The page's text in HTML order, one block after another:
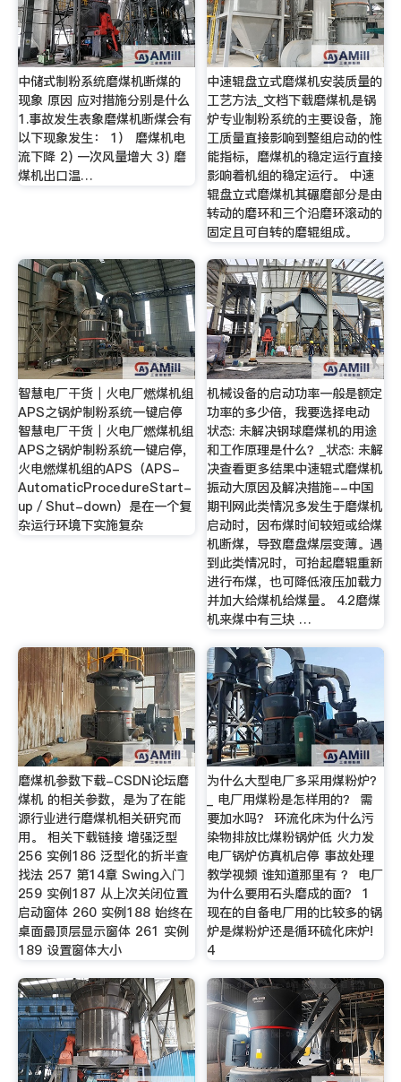
中储式制粉系统磨煤机断煤的
现象 原因 应对措施分别是什么
1.事故发生表象磨煤机断煤会有
以下现象发生： 1） 磨煤机电
流下降 2) 一次风量增大 3) 磨
煤机出口温…
中速辊盘立式磨煤机安装质量的
工艺方法_文档下载磨煤机是锅
炉专业制粉系统的主要设备，施
工质量直接影响到整组启动的性
能指标，磨煤机的稳定运行直接
影响着机组的稳定运行。 中速
辊盘立式磨煤机其碾磨部分是由
转动的磨环和三个沿磨环滚动的
固定且可自转的磨辊组成。
智慧电厂干货｜火电厂燃煤机组
APS之锅炉制粉系统一键启停
智慧电厂干货｜火电厂燃煤机组
APS之锅炉制粉系统一键启停,
火电燃煤机组的APS（APS-
AutomaticProcedureStart-
up／Shut-down）是在一个复
杂运行环境下实施复杂
机械设备的启动功率一般是额定
功率的多少倍，我要选择电动
状态: 未解决钢球磨煤机的用途
和工作原理是什么？_状态: 未解
决查看更多结果中速辊式磨煤机
振动大原因及解决措施--中国
期刊网此类情况多发生于磨煤机
启动时，因布煤时间较短或给煤
机断煤，导致磨盘煤层变薄。遇
到此类情况时，可抬起磨辊重新
进行布煤，也可降低液压加载力
并加大给煤机给煤量。 4.2磨煤
机来煤中有三块 …
磨煤机参数下载-CSDN论坛磨
煤机 的相关参数，是为了在能
源行业进行磨煤机相关研究而
用。 相关下载链接 增强泛型
256 实例186 泛型化的折半查
找法 257 第14章 Swing入门
259 实例187 从上次关闭位置
启动窗体 260 实例188 始终在
桌面最顶层显示窗体 261 实例
189 设置窗体大小
为什么大型电厂多采用煤粉炉？
_ 电厂用煤粉是怎样用的？ 需
要加水吗？ 环流化床为什么污
染物排放比煤粉锅炉低 火力发
电厂锅炉仿真机启停 事故处理
教学视频 谁知道那里有 ？ 电厂
为什么要用石头磨成的面？ 1
现在的自备电厂用的比较多的锅
炉是煤粉炉还是循环硫化床炉!
4